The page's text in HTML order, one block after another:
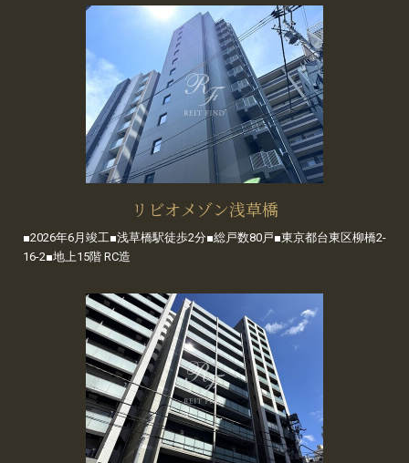
リビオメゾン浅草橋
■2026年6月竣工■浅草橋駅徒歩2分■総戸数80戸■東京都台東区柳橋2-
16-2■地上15階 RC造